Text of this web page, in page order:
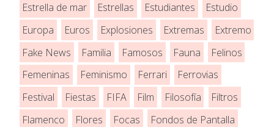
Estrella de mar
Estrellas Estudiantes
Estudio
Europa
Euros Explosiones Extremas
Extremo
Fake News
Familia Famosos Fauna
Felinos
Femeninas
Feminismo Ferrari
Ferrovias
Festival
Fiestas FIFA Film Filosofía
Filtros
Flamenco
Flores Focas
Fondos de Pantalla